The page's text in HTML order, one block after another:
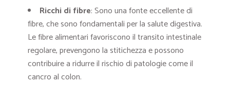
Ricchi di fibre: Sono una fonte eccellente di
fibre, che sono fondamentali per la salute digestiva.
Le fibre alimentari favoriscono il transito intestinale
regolare, prevengono la stitichezza e possono
contribuire a ridurre il rischio di patologie come il
cancro al colon.